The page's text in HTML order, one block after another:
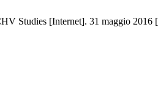
Studies [Internet]. 31 maggio 2016